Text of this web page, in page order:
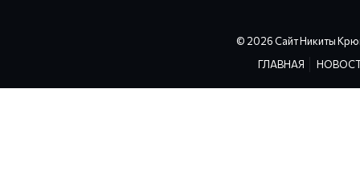
© 2026 Сайт Никиты
ГЛАВНАЯ